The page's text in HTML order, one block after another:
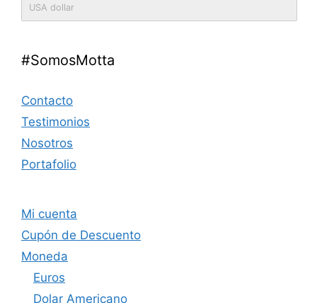
USA dollar
#SomosMotta
Contacto
Testimonios
Nosotros
Portafolio
Mi cuenta
Cupón de Descuento
Moneda
Euros
Dolar Americano